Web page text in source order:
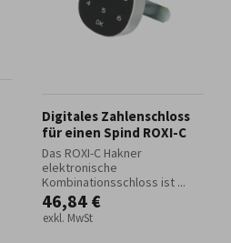
Digitales Zahlenschloss
für einen Spind ROXI-C
Das ROXI-C Hakner
elektronische
Kombinationsschloss ist ...
46,84 €
exkl. MwSt